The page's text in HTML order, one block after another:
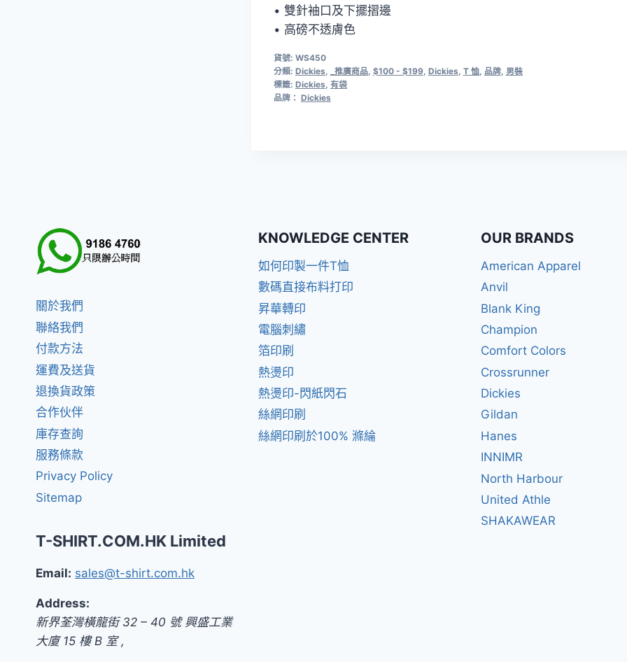
• 雙針袖口及下擺摺邊
• 高磅不透膚色
貨號: WS450
分類: Dickies, _推廣商品, $100 - $199, Dickies, T 恤, 品牌, 男裝
標籤: Dickies, 有袋
品牌： Dickies
關於我們
聯絡我們
付款方法
運費及送貨
退換貨政策
合作伙伴
庫存查詢
服務條款
Privacy Policy
Sitemap
T-SHIRT.COM.HK Limited
Email: sales@t-shirt.com.hk
Address:
新界荃灣橫龍街 32 – 40 號 興盛工業
大廈 15 樓 B 室,
KNOWLEDGE CENTER
如何印製一件T恤
數碼直接布料打印
昇華轉印
電腦刺繡
箔印刷
熱燙印
熱燙印-閃紙閃石
絲網印刷
絲網印刷於100% 滌綸
OUR BRANDS
American Apparel
Anvil
Blank King
Champion
Comfort Colors
Crossrunner
Dickies
Gildan
Hanes
INNIMR
North Harbour
United Athle
SHAKAWEAR